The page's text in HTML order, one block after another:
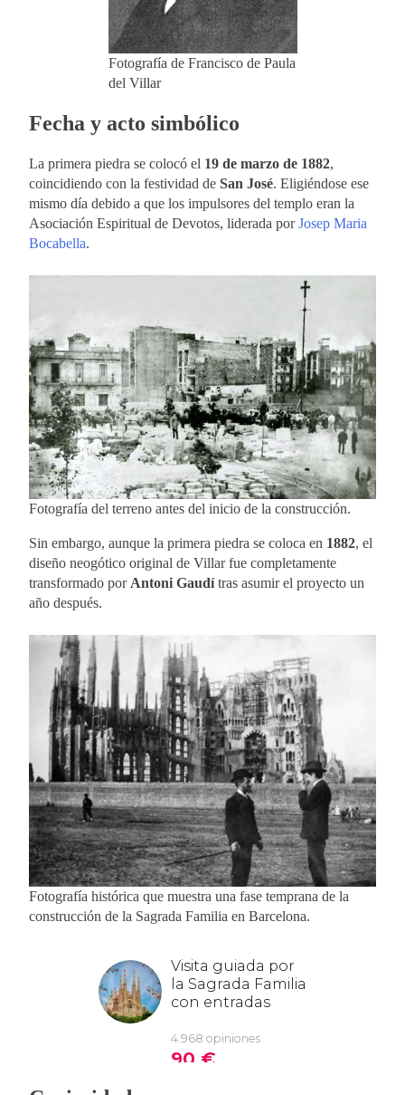
Fotografía de Francisco de Paula
del Villar
Fecha y acto simbólico
La primera piedra se colocó el 19 de marzo de 1882,
coincidiendo con la festividad de San José. Eligiéndose ese
mismo día debido a que los impulsores del templo eran la
Asociación Espiritual de Devotos, liderada porJosep Maria
Bocabella.
Fotografía del terreno antes del inicio de la construcción.
Sin embargo, aunque la primera piedra se coloca en 1882, el
diseño neogótico original de Villar fue completamente
transformado por Antoni Gaudítras asumir el proyecto un
año después.
Fotografía histórica que muestra una fase temprana de la
construcción de la Sagrada Familia en Barcelona.